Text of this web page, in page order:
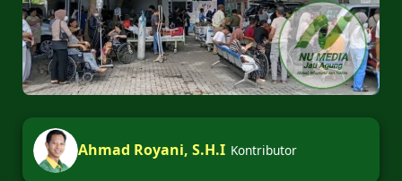
Ahmad Royani, S.H.I Kontributor